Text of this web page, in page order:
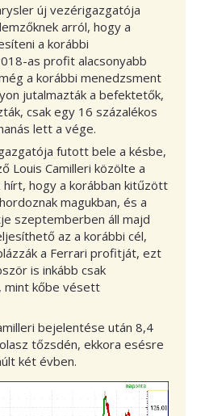
új vezérigazgatója
arról, hogy a
a korábbi
as profit alacsonyabb
a korábbi menedzsment
jutalmazták a befektetők,
csak egy 16 százalékos
lett a vége.
futott bele a késbe,
Louis Camilleri közölte a
hogy a korábban kitűzött
magukban, és a
szeptemberben áll majd
az a korábbi cél,
a Ferrari profitját, ezt
is inkább csak
mint kőbe vésett
bejelentése után 8,4
tőzsdén, ekkora esésre
két évben.